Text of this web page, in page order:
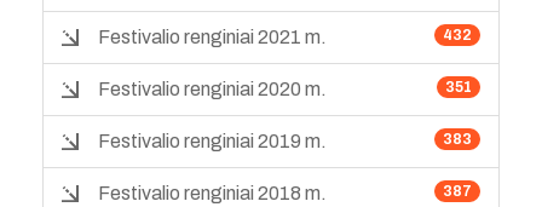
432
Festivalio renginiai 2021 m.
351
Festivalio renginiai 2020 m.
383
Festivalio renginiai 2019 m.
387
Festivalio renginiai 2018 m.